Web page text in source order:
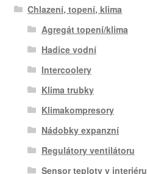
Chlazení, topení, klima
Agregát topení/klima
Hadice vodní
Intercoolery
Klima trubky
Klimakompresory
Nádobky expanzní
Regulátory ventilátoru
Sensor teploty v interiéru